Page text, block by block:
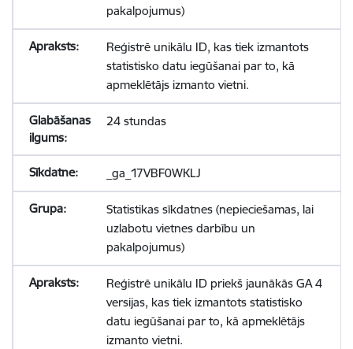
pakalpojumus)
Reģistrē unikālu ID, kas tiek izmantots
statistisko datu iegūšanai par to, kā
apmeklētājs izmanto vietni.
24 stundas
_ga_17VBF0WKLJ
Statistikas sīkdatnes (nepieciešamas, lai
uzlabotu vietnes darbību un
pakalpojumus)
Reģistrē unikālu ID priekš jaunākās GA 4
versijas, kas tiek izmantots statistisko
datu iegūšanai par to, kā apmeklētājs
izmanto vietni.